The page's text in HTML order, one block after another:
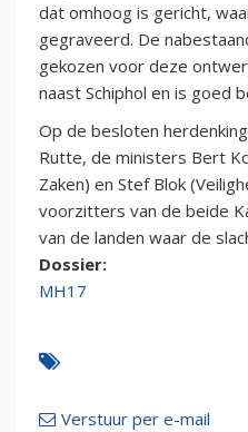
dat omhoog is gericht,
gegraveerd. De
gekozen voor deze
naast Schiphol en is goed
Op de besloten
Rutte, de ministers Bert
Zaken) en Stef Blok
voorzitters van de beide
van de landen waar de
Dossier:
MH17
Verstuur per e-mail